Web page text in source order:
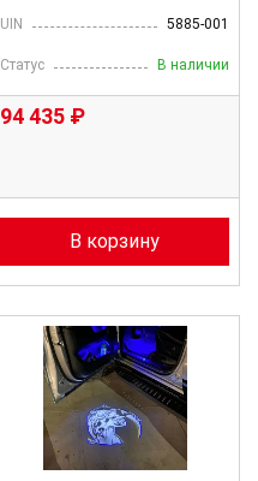
UIN 5885-001
Статус В наличии
94 435 ₽
В корзину